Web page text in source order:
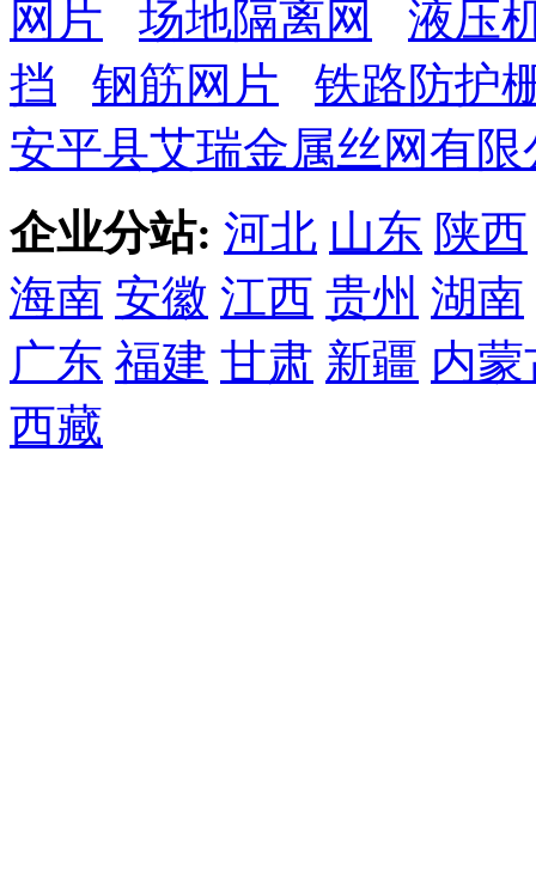
网片 场地隔离网
液压
挡
钢筋网片
铁路防护
安平县艾瑞金属丝网有限
企业分站: 河北 山东 陕西
海南 安徽 江西 贵州 湖南
广东 福建 甘肃 新疆 内蒙
西藏